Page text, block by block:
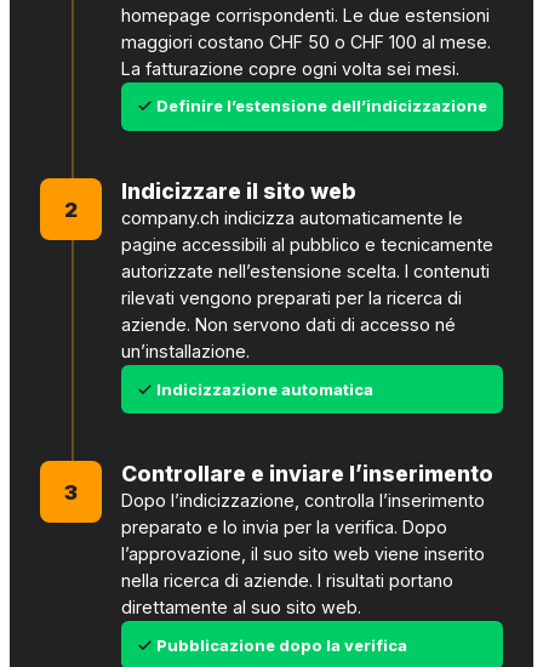
homepage corrispondenti. Le due estensioni
maggiori costano CHF 50 o CHF 100 al mese.
La fatturazione copre ogni volta sei mesi.
Definire l’estensione dell’indicizzazione
2
Indicizzare il sito web
company.ch indicizza automaticamente le
pagine accessibili al pubblico e tecnicamente
autorizzate nell’estensione scelta. I contenuti
rilevati vengono preparati per la ricerca di
aziende. Non servono dati di accesso né
un’installazione.
Indicizzazione automatica
3
Controllare e inviare l’inserimento
Dopo l’indicizzazione, controlla l’inserimento
preparato e lo invia per la verifica. Dopo
l’approvazione, il suo sito web viene inserito
nella ricerca di aziende. I risultati portano
direttamente al suo sito web.
Pubblicazione dopo la verifica